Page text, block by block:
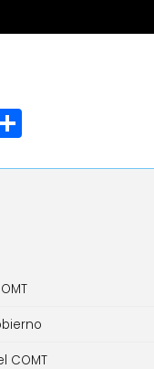
Compartir
COMT